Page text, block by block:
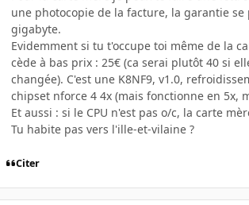
une photocopie de la facture, la garantie se
gigabyte.
Evidemment si tu t'occupe toi même de la
cède à bas prix : 25€ (ca serai plutôt 40 si
changée). C'est une K8NF9, v1.0,
chipset nforce 4 4x (mais fonctionne en 5x,
Et aussi : si le CPU n'est pas o/c, la carte
Tu habite pas vers l'ille-et-vilaine ?
Citer